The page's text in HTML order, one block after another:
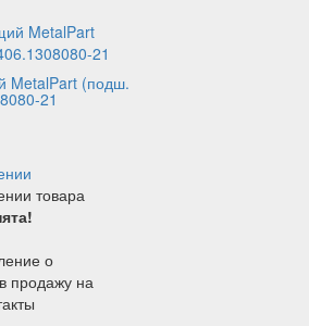
MetalPart (подш.
21
товара
о
продажу на